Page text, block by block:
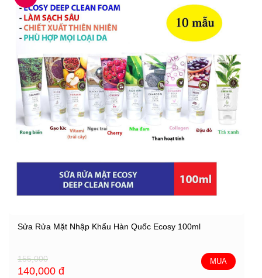
Sửa Rửa Mặt Nhập Khẩu Hàn Quốc Ecosy 100ml
155,000
140,000 đ
MUA